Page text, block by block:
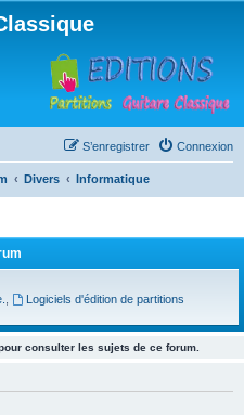
Connexion
S’enregistrer
Divers Informatique
Logiciels d'édition de partitions
consulter les sujets de ce forum.